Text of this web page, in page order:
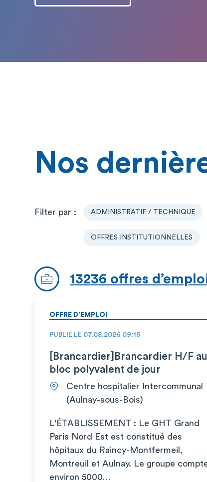
Nos
ADMINISTRATIF / TECHNIQUE
OFFRES INSTITUTIONNELLES
13236 offres
OFFRE D’EMPLOI
PUBLIÉ LE 07.08.2026 09:15
[Brancardier]Brancardier H/F au
bloc polyvalent de jour
Centre hospitalier Intercommunal
(Aulnay-sous-Bois)
L'ÉTABLISSEMENT : Le GHT Grand
Paris Nord Est est constitué des
hôpitaux du Raincy-Montfermeil,
Montreuil et Aulnay. Le groupe
environ 5000…